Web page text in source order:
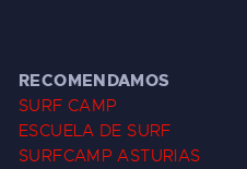
RECOMENDAMOS
SURF CAMP
ESCUELA DE SURF
SURFCAMP ASTURIAS